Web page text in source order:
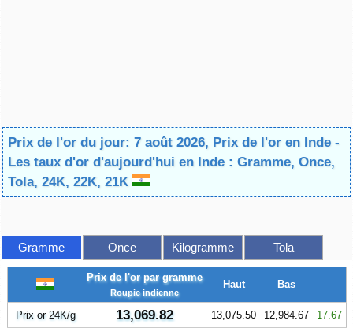
Prix de l'or du jour: 7 août 2026, Prix de l'or en Inde -
Les taux d'or d'aujourd'hui en Inde : Gramme, Once,
Tola, 24K, 22K, 21K
Gramme Once Kilogramme Tola
Prix de l'or par gramme
Roupie indienne
Haut Bas
Prix or 24K/g 13,069.82 13,075.50 12,984.67 17.67